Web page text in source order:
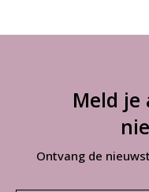
Meld je
Ontvang de